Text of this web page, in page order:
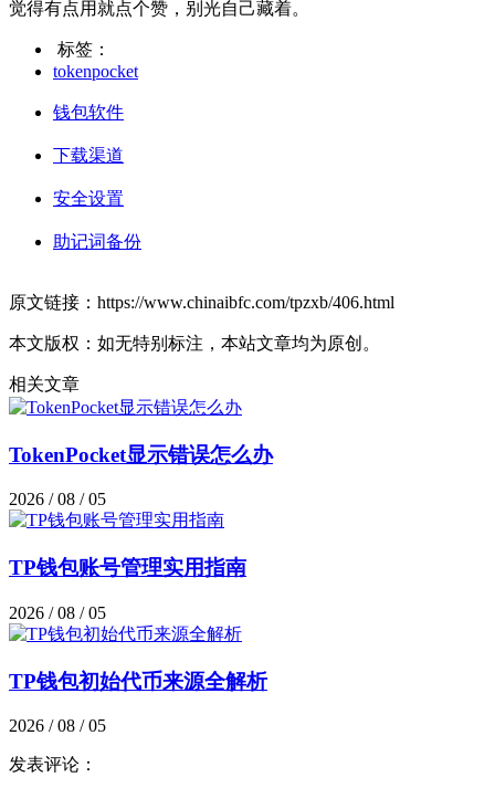
觉得有点用就点个赞，别光自己藏着。
标签：
tokenpocket
钱包软件
下载渠道
安全设置
助记词备份
原文链接：https://www.chinaibfc.com/tpzxb/406.html
本文版权：如无特别标注，本站文章均为原创。
相关文章
TokenPocket显示错误怎么办
2026 / 08 / 05
TP钱包账号管理实用指南
2026 / 08 / 05
TP钱包初始代币来源全解析
2026 / 08 / 05
发表评论：